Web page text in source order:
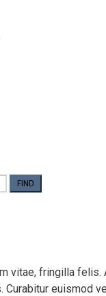
vitae, fringilla
Curabitur euismod